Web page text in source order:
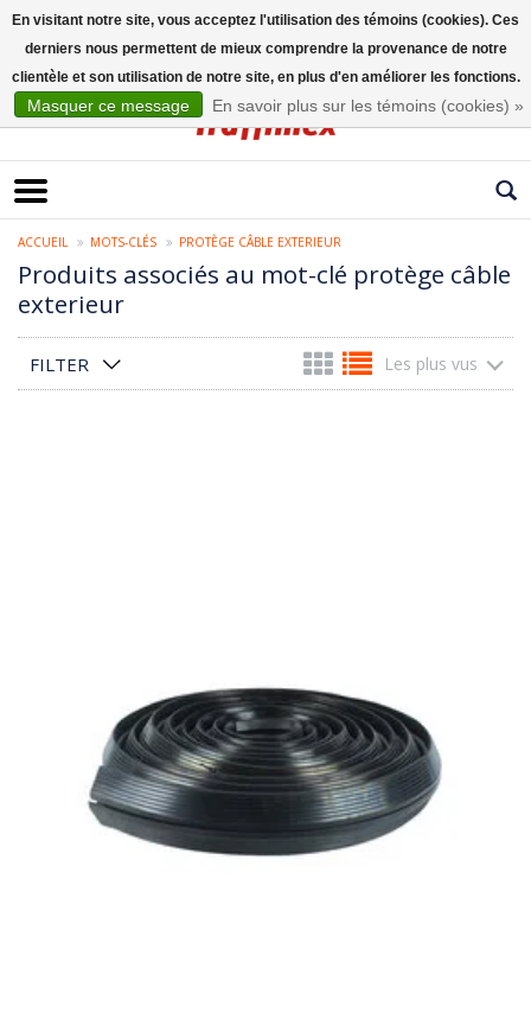
ACCUEIL MOTS-CLÉS PROTÈGE CÂBLE EXTERIEUR
Produits associés au mot-clé protège câble
exterieur
FILTER Les plus vus
En visitant notre site, vous acceptez l'utilisation des témoins (cookies). Ces
derniers nous permettent de mieux comprendre la provenance de notre
clientèle et son utilisation de notre site, en plus d'en améliorer les fonctions.
Masquer ce message En savoir plus sur les témoins (cookies) »